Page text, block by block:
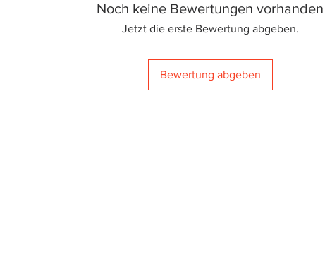
Noch keine Bewertungen vorhanden
Jetzt die erste Bewertung abgeben.
Bewertung abgeben